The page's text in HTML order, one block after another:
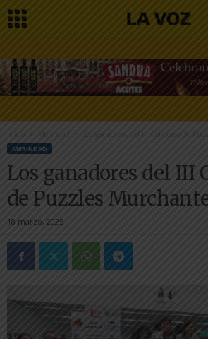
Inicio Los ganadores del III Concurso de
MERINDAD
Los ganadores del III
de Puzzles
18 marzo, 2025